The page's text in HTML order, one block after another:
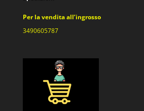
Per la vendita all’ingrosso
3490605787